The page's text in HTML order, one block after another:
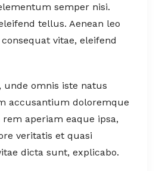
semper nisi.
tellus. Aenean leo
vitae, eleifend
unde omnis iste natus
accusantium doloremque
aperiam eaque ipsa,
veritatis et quasi
dicta sunt, explicabo.